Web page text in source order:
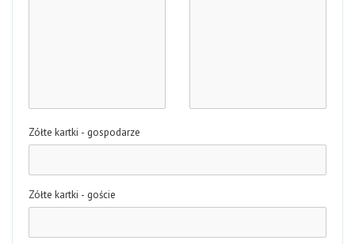
Zółte kartki - gospodarze
Zółte kartki - goście